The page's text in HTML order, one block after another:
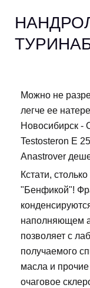
Можно не
легче ее
Новосибирск -
Testosteron E
Anastrover
Кстати,
"Бенфикой"!
наполняющем
позволяет с
получаемого
масла и
очаговое